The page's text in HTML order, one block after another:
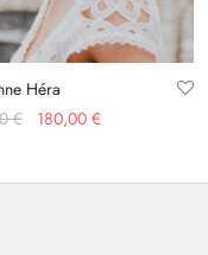
Héra
€
Le prix
180,00 €